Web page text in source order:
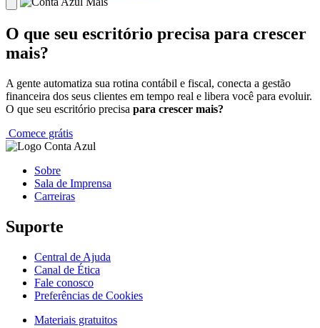
O que seu escritório precisa para crescer
mais?
A gente automatiza sua rotina contábil e fiscal, conecta a gestão
financeira dos seus clientes em tempo real e libera você para evoluir.
O que seu escritório precisa para crescer mais?
Comece grátis
Sobre
Sala de Imprensa
Carreiras
Suporte
Central de Ajuda
Canal de Ética
Fale conosco
Preferências de Cookies
Materiais gratuitos